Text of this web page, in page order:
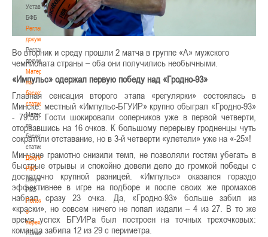
Устав
БФБ
Регламентирующие
документы
Регламентирующие
документы
Материалы
по
баскетбольной
статистике
Материалы
по
баскетбольной
статистике
Документы
РКС
Документы
РКС
Положение
о
переходах
Положение
Во вторник и среду прошли 2 матча в группе «А» мужского
чемпионата страны – оба они получились необычными.
«Импульс» одержал первую победу над «Гродно-93»
Главная сенсация второго этапа «регулярки» состоялась в
Минске: местный «Импульс-БГУИР» крупно обыграл «Гродно-93»
- 79:56. Гости шокировали соперников уже в первой четверти,
оторвавшись на 16 очков. К большому перерыву гродненцы чуть
сократили отставание, но в 3-й четверти «улетели» уже на «-25»!
Минчане грамотно снизили темп, не позволяли гостям убегать в
быстрые отрывы и спокойно довели дело до громкой победы с
достаточно крупной разницей. «Импульс» оказался гораздо
эффективнее в игре на подборе и после своих же промахов
набрал сразу 23 очка. Да, «Гродно-93» больше забил из
«краски», но совсем ничего не попал издали – 4 из 27. В то же
время успех БГУИРа был построен на точных трехочковых:
команда забила 12 из 29 с периметра.